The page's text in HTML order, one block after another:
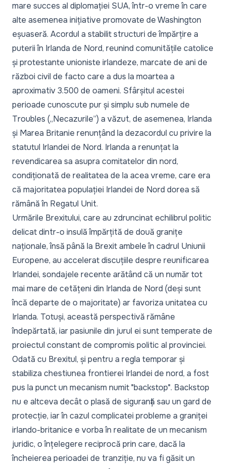
mare succes al diplomației SUA, într-o vreme în care
alte asemenea inițiative promovate de Washington
eșuaseră. Acordul a stabilit structuri de împărțire a
puterii în Irlanda de Nord, reunind comunitățile catolice
și protestante unioniste irlandeze, marcate de ani de
război civil de facto care a dus la moartea a
aproximativ 3.500 de oameni. Sfârșitul acestei
perioade cunoscute pur și simplu sub numele de
Troubles („Necazurile”) a văzut, de asemenea, Irlanda
și Marea Britanie renunțând la dezacordul cu privire la
statutul Irlandei de Nord. Irlanda a renunțat la
revendicarea sa asupra comitatelor din nord,
condiționată de realitatea de la acea vreme, care era
că majoritatea populației Irlandei de Nord dorea să
rămână în Regatul Unit.
Urmările Brexitului, care au zdruncinat echilibrul politic
delicat dintr-o insulă împărțită de două granițe
naționale, însă până la Brexit ambele în cadrul Uniunii
Europene, au accelerat discuțiile despre reunificarea
Irlandei, sondajele recente arătând că un număr tot
mai mare de cetățeni din Irlanda de Nord (deși sunt
încă departe de o majoritate) ar favoriza unitatea cu
Irlanda. Totuși, această perspectivă rămâne
îndepărtată, iar pasiunile din jurul ei sunt temperate de
proiectul constant de compromis politic al provinciei.
Odată cu Brexitul, și pentru a regla temporar și
stabiliza chestiunea frontierei Irlandei de nord, a fost
pus la punct un mecanism numit "backstop". Backstop
nu e altceva decât o plasă de siguranță sau un gard de
protecție, iar în cazul complicatei probleme a graniței
irlando-britanice e vorba în realitate de un mecanism
juridic, o înțelegere reciprocă prin care, dacă la
încheierea perioadei de tranziție, nu va fi găsit un